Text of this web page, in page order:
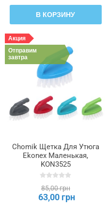
В КОРЗИНУ
Акция
Отправим
завтра
Chomik Щетка Для Утюга
Ekonex Маленькая,
KON3525
85,00 грн
63,00 грн